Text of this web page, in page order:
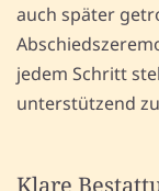
auch später
jedem Schritt
unterstützend
Klare